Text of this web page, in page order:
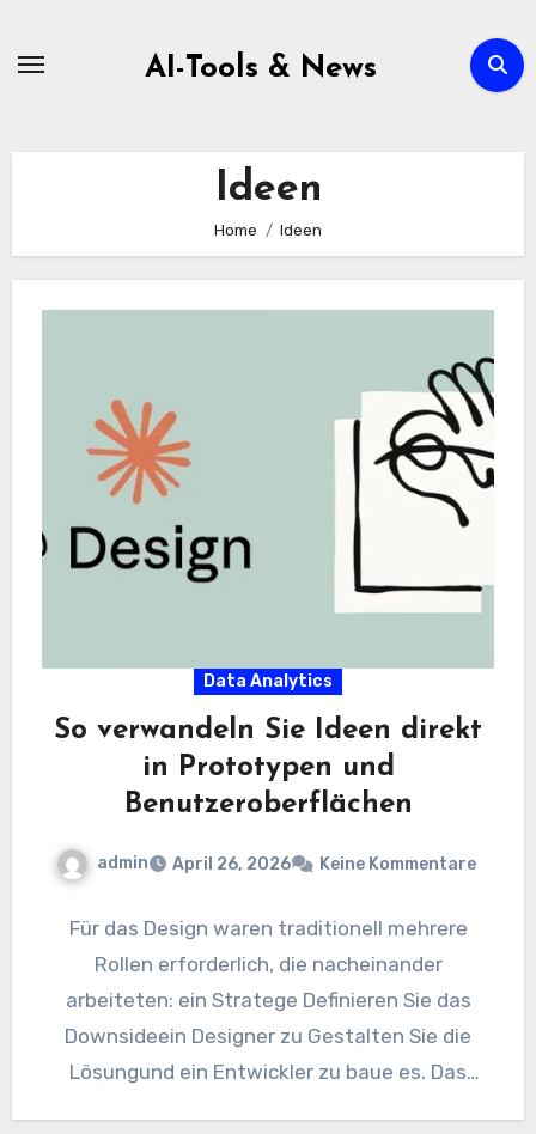
AI-Tools & News
Ideen
Home Ideen
Data Analytics
So verwandeln Sie Ideen direkt
in Prototypen und
Benutzeroberflächen
admin April 26, 2026 Keine Kommentare
Für das Design waren traditionell mehrere
Rollen erforderlich, die nacheinander
arbeiteten: ein Stratege Definieren Sie das
Downsideein Designer zu Gestalten Sie die
Lösungund ein Entwickler zu baue es. Das